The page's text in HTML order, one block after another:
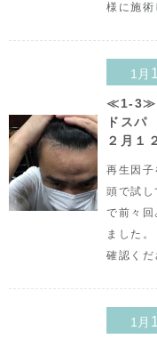
様に施
1月
≪1-3≫
ドスパ
２月１
再生因子
頭で試
で前々
ました
確認く
1月